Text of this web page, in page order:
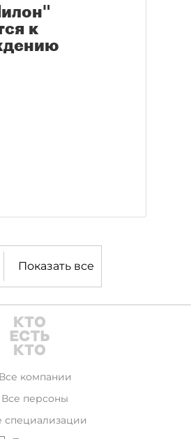
к
Показать все
Все компании
Все персоны
специализации